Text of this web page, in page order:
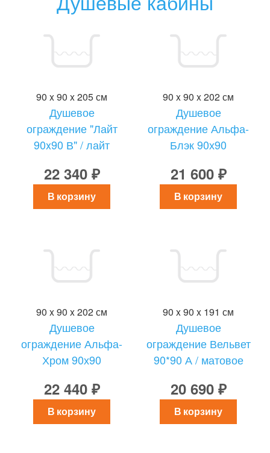
90 x 90 x 205 см
Душевое
ограждение "Лайт
90x90 В" / лайт
22 340 ₽
В корзину
90 x 90 x 202 см
Душевое
ограждение Альфа-
Блэк 90х90
21 600 ₽
В корзину
90 x 90 x 202 см
Душевое
ограждение Альфа-
Хром 90х90
22 440 ₽
В корзину
90 x 90 x 191 см
Душевое
ограждение Вельвет
90*90 А / матовое
20 690 ₽
В корзину